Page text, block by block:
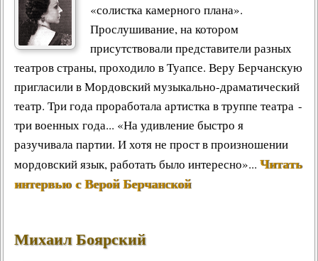
«солистка камерного плана».
Прослушивание, на котором
присутствовали представители разных
театров страны, проходило в Туапсе. Веру Берчанскую
пригласили в Мордовский музыкально-драматический
театр. Три года проработала артистка в труппе театра -
три военных года... «На удивление быстро я
разучивала партии. И хотя не прост в произношении
мордовский язык, работать было интересно»... Читать
интервью с Верой Берчанской
Михаил Боярский